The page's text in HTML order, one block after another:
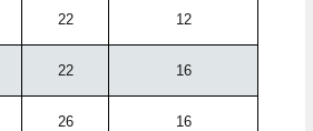
22 12
22 16
26 16